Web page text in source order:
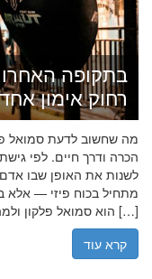
בתקופה
רחוק אימון
מה שחשוב לדעת סמואל
הכרה ודרך חיים. לפי
לשנות את האופן שבו
מתחיל בכוח פיזי — אלא
הוא סמואל פלקון ולמה דבריו נשמעים אחרת? סמואל פלקון […]
קרא עוד